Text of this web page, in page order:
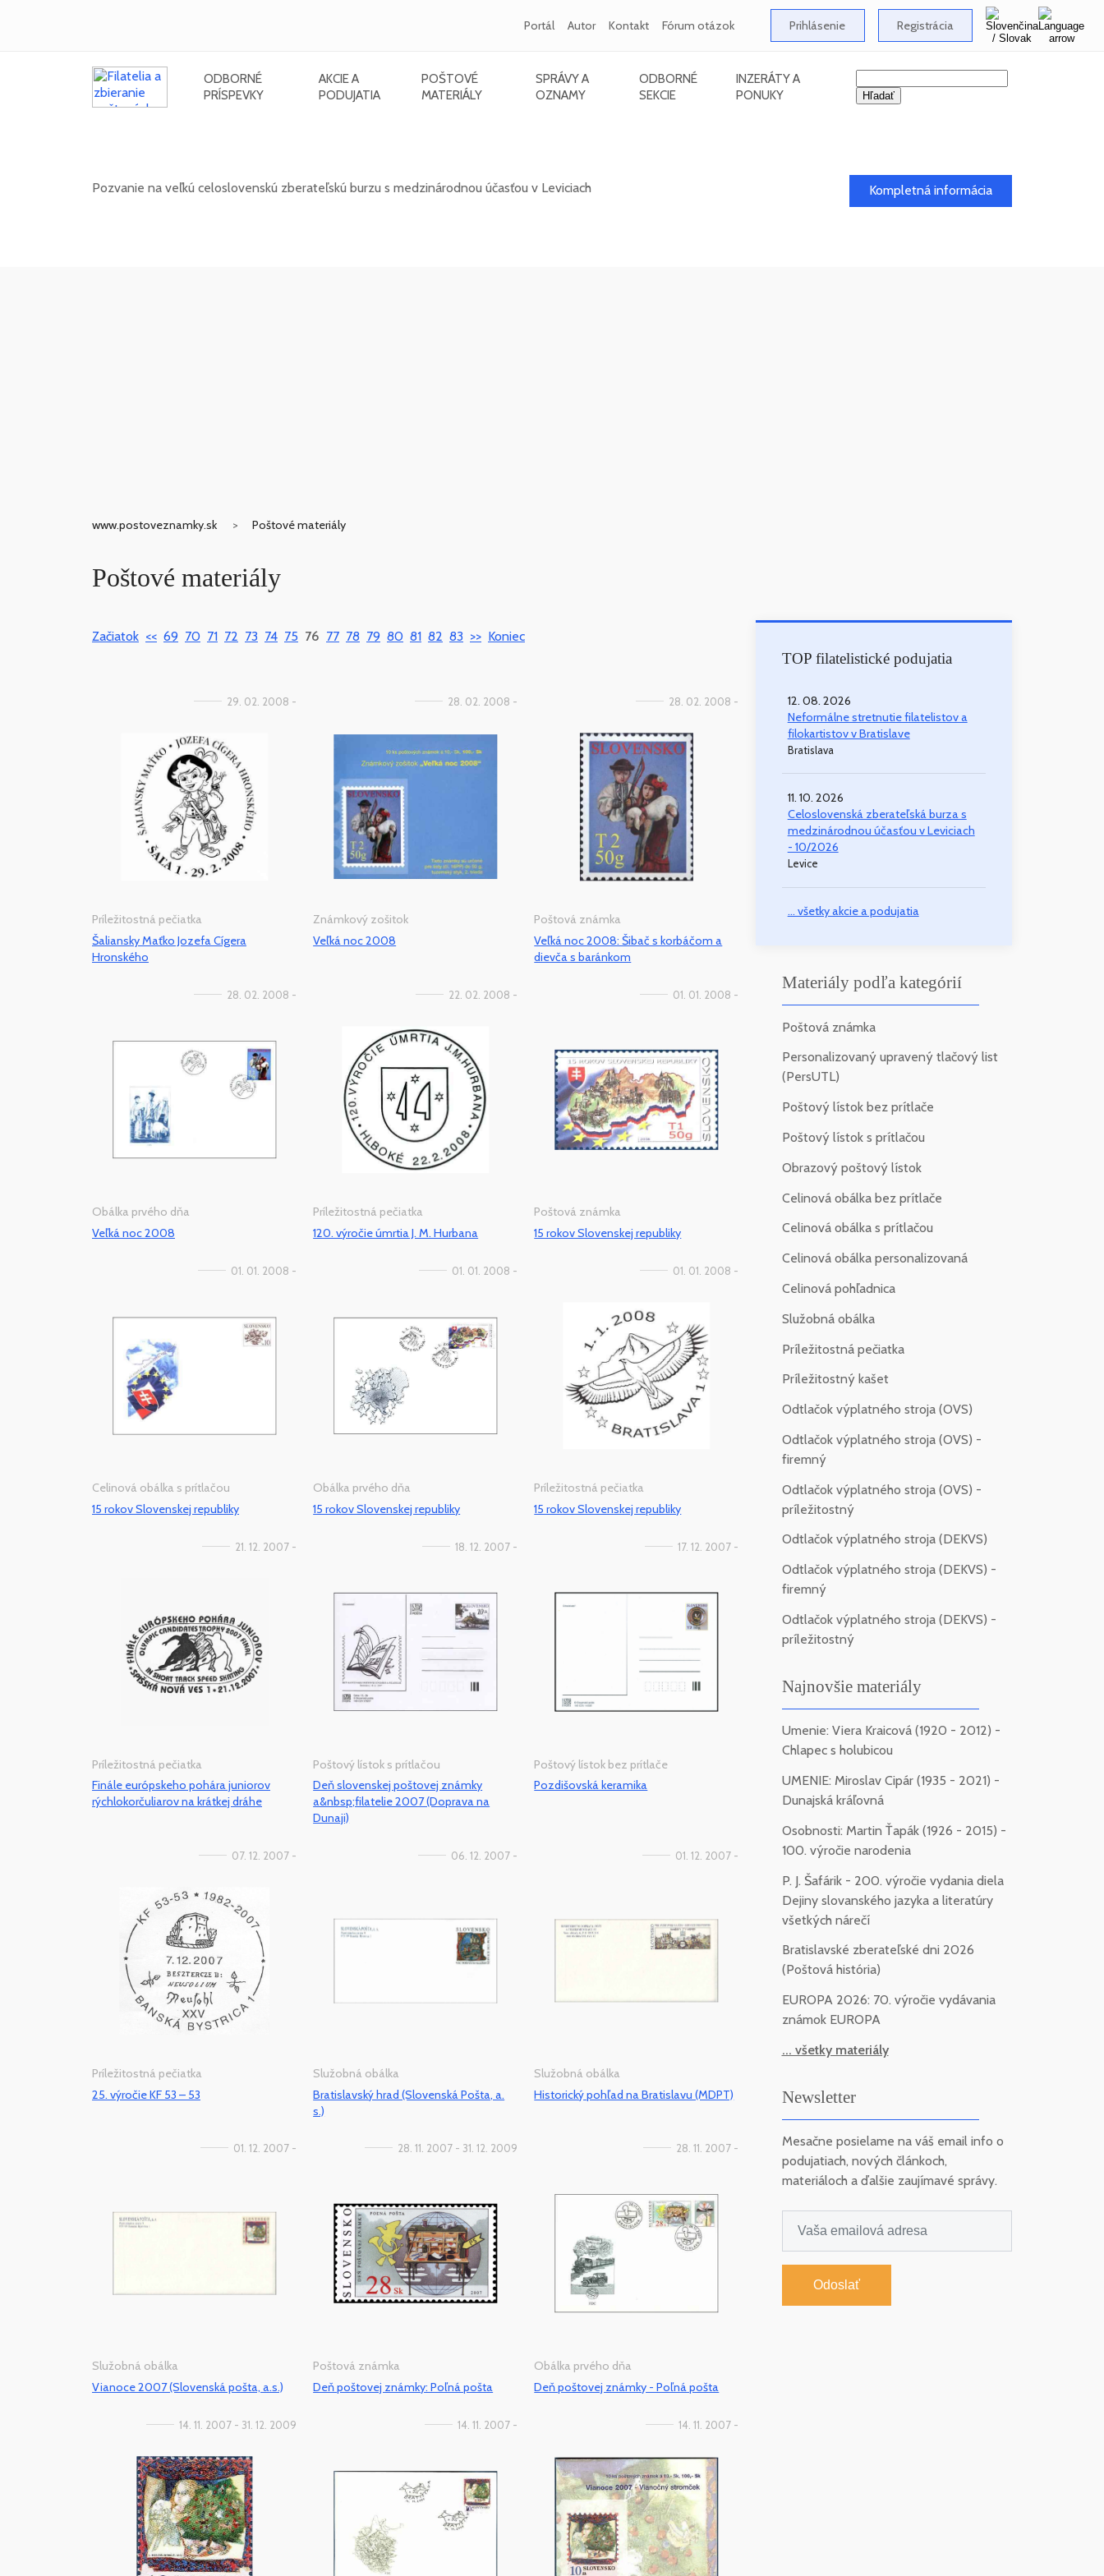
Portál Autor Kontakt Fórum otázok Prihlásenie Registrácia
ODBORNÉ
PRÍSPEVKY
AKCIE A
PODUJATIA
POŠTOVÉ
MATERIÁLY
SPRÁVY A
OZNAMY
ODBORNÉ
SEKCIE
INZERÁTY A
PONUKY
Pozvanie na veľkú celoslovenskú zberateľskú burzu s medzinárodnou účasťou v Leviciach
Kompletná informácia
www.postoveznamky.sk Poštové materiály
Poštové materiály
Začiatok << 69 70 71 72 73 74 75 76 77 78 79 80 81 82 83 >> Koniec
29. 02. 2008 -
Príležitostná pečiatka
Šaliansky Maťko Jozefa Cígera
Hronského
28. 02. 2008 -
Známkový zošitok
Veľká noc 2008
28. 02. 2008 -
Poštová známka
Veľká noc 2008: Šibač s korbáčom a
dievča s baránkom
28. 02. 2008 -
Obálka prvého dňa
Veľká noc 2008
22. 02. 2008 -
Príležitostná pečiatka
120. výročie úmrtia J. M. Hurbana
01. 01. 2008 -
Poštová známka
15 rokov Slovenskej republiky
01. 01. 2008 -
Celinová obálka s prítlačou
15 rokov Slovenskej republiky
01. 01. 2008 -
Obálka prvého dňa
15 rokov Slovenskej republiky
01. 01. 2008 -
Príležitostná pečiatka
15 rokov Slovenskej republiky
21. 12. 2007 -
Príležitostná pečiatka
Finále európskeho pohára juniorov
rýchlokorčuliarov na krátkej dráhe
18. 12. 2007 -
Poštový lístok s prítlačou
Deň slovenskej poštovej známky
a&nbsp;filatelie 2007 (Doprava na
Dunaji)
17. 12. 2007 -
Poštový lístok bez prítlače
Pozdišovská keramika
07. 12. 2007 -
Príležitostná pečiatka
25. výročie KF 53 – 53
06. 12. 2007 -
Služobná obálka
Bratislavský hrad (Slovenská Pošta, a.
s.)
01. 12. 2007 -
Služobná obálka
Historický pohľad na Bratislavu (MDPT)
01. 12. 2007 -
Služobná obálka
Vianoce 2007 (Slovenská pošta, a.s.)
28. 11. 2007 - 31. 12. 2009
Poštová známka
Deň poštovej známky: Poľná pošta
28. 11. 2007 -
Obálka prvého dňa
Deň poštovej známky - Poľná pošta
14. 11. 2007 - 31. 12. 2009 14. 11. 2007 - 14. 11. 2007 -
TOP filatelistické podujatia
12. 08. 2026
Neformálne stretnutie filatelistov a
filokartistov v Bratislave
Bratislava
11. 10. 2026
Celoslovenská zberateľská burza s
medzinárodnou účasťou v Leviciach
- 10/2026
Levice
... všetky akcie a podujatia
Materiály podľa kategórií
Poštová známka
Personalizovaný upravený tlačový list
(PersUTL)
Poštový lístok bez prítlače
Poštový lístok s prítlačou
Obrazový poštový lístok
Celinová obálka bez prítlače
Celinová obálka s prítlačou
Celinová obálka personalizovaná
Celinová pohľadnica
Služobná obálka
Príležitostná pečiatka
Príležitostný kašet
Odtlačok výplatného stroja (OVS)
Odtlačok výplatného stroja (OVS) -
firemný
Odtlačok výplatného stroja (OVS) -
príležitostný
Odtlačok výplatného stroja (DEKVS)
Odtlačok výplatného stroja (DEKVS) -
firemný
Odtlačok výplatného stroja (DEKVS) -
príležitostný
Najnovšie materiály
Umenie: Viera Kraicová (1920 - 2012) -
Chlapec s holubicou
UMENIE: Miroslav Cipár (1935 - 2021) -
Dunajská kráľovná
Osobnosti: Martin Ťapák (1926 - 2015) -
100. výročie narodenia
P. J. Šafárik - 200. výročie vydania diela
Dejiny slovanského jazyka a literatúry
všetkých nárečí
Bratislavské zberateľské dni 2026
(Poštová história)
EUROPA 2026: 70. výročie vydávania
známok EUROPA
... všetky materiály
Newsletter
Mesačne posielame na váš email info o
podujatiach, nových článkoch,
materiáloch a ďalšie zaujímavé správy.
Odoslať